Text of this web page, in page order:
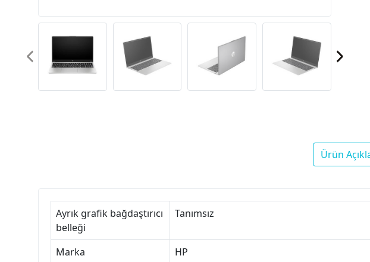
Ürün
Ayrık grafik bağdaştırıcı
belleği
Tanımsız
Marka
HP